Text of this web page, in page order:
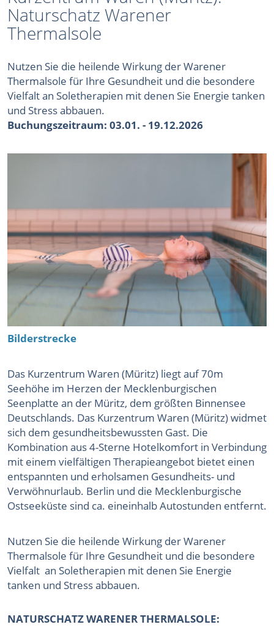
Naturschatz Warener
Thermalsole
Nutzen Sie die heilende Wirkung der Warener
Thermalsole für Ihre Gesundheit und die besondere
Vielfalt an Soletherapien mit denen Sie Energie tanken
und Stress abbauen.
Buchungszeitraum: 03.01. - 19.12.2026
Bilderstrecke
Das Kurzentrum Waren (Müritz) liegt auf 70m
Seehöhe im Herzen der Mecklenburgischen
Seenplatte an der Müritz, dem größten Binnensee
Deutschlands. Das Kurzentrum Waren (Müritz) widmet
sich dem gesundheitsbewussten Gast. Die
Kombination aus 4-Sterne Hotelkomfort in Verbindung
mit einem vielfältigen Therapieangebot bietet einen
entspannten und erholsamen Gesundheits- und
Verwöhnurlaub. Berlin und die Mecklenburgische
Ostseeküste sind ca. eineinhalb Autostunden entfernt.
Nutzen Sie die heilende Wirkung der Warener
Thermalsole für Ihre Gesundheit und die besondere
Vielfalt an Soletherapien mit denen Sie Energie
tanken und Stress abbauen.
NATURSCHATZ WARENER THERMALSOLE: